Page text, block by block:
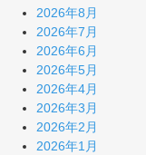
2026年8月
2026年7月
2026年6月
2026年5月
2026年4月
2026年3月
2026年2月
2026年1月